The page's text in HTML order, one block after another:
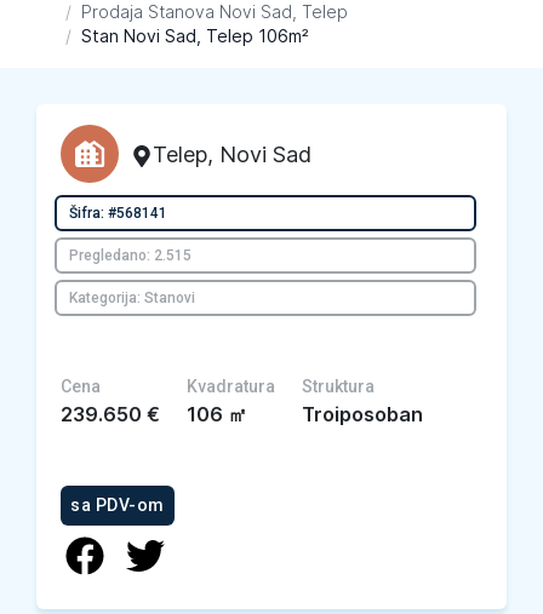
/ Prodaja Stanova Novi Sad, Telep
/ Stan Novi Sad, Telep 106m²
Telep, Novi Sad
Šifra: #568141
Pregledano: 2.515
Kategorija: Stanovi
Cena
239.650 €
Kvadratura
106 ㎡
Struktura
Troiposoban
sa PDV-om